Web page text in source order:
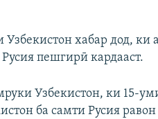
Узбекистон хабар дод,
пешгирӣ кардааст.
Узбекистон, ки 15-
ба самти Русия равон